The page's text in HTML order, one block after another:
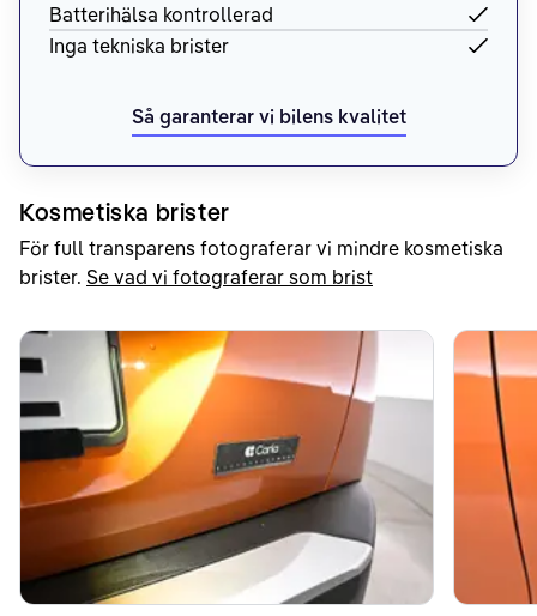
Batterihälsa kontrollerad
Inga tekniska brister
Så garanterar vi bilens kvalitet
Kosmetiska brister
För full transparens fotograferar vi mindre kosmetiska
brister. Se vad vi fotograferar som brist